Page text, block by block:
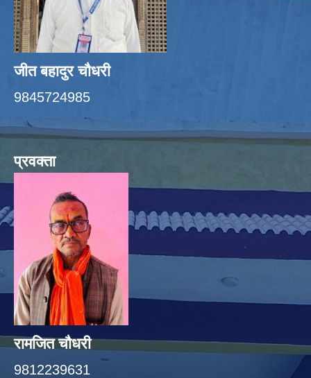
जीत बहादुर चाैधरी
9845724985
प्रवक्ता
रामजित चौधरी
9812239631